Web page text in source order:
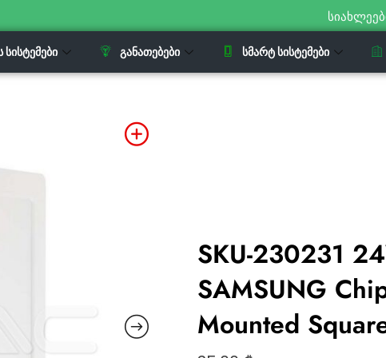
ᲡᲘᲡᲢᲔᲛᲔᲑᲘ ᲒᲐᲜᲐᲗᲔᲑᲔᲑᲘ ᲡᲛᲐᲠᲢ ᲡᲘᲡᲢᲔᲛᲔᲑᲘ
SKU-230231
SAMSUNG
Mounted